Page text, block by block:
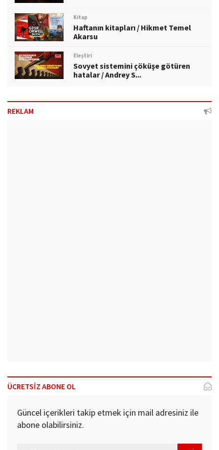
Kitap
Haftanın kitapları / Hikmet Temel
Akarsu
Eleştiri
Sovyet sistemini çöküşe götüren
hatalar / Andrey S...
REKLAM
ÜCRETSİZ ABONE OL
Güncel içerikleri takip etmek için mail adresiniz ile
abone olabilirsiniz.